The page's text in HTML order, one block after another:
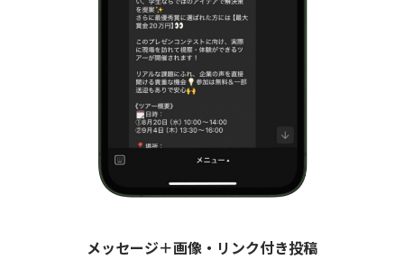
メッセージ＋画像・リンク付き投稿